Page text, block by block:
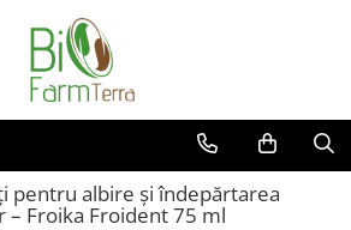
pentru albire și îndepărtarea
– Froika Froident 75 ml